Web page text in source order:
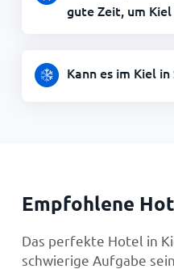
gute Zeit, um Kiel
Kann es im Kiel
Empfohlene
Das perfekte Hotel in
schwierige Aufgabe